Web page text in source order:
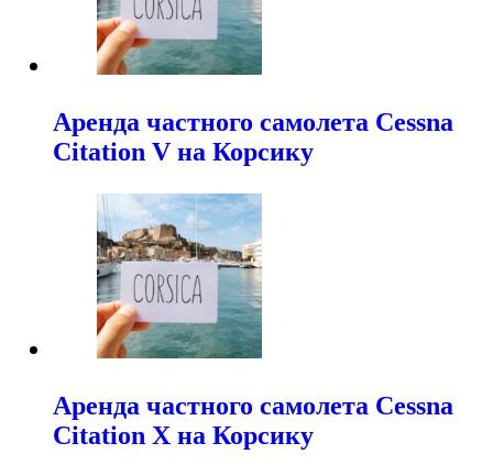
Аренда частного самолета Cessna
Citation V на Корсику
Аренда частного самолета Cessna
Citation X на Корсику